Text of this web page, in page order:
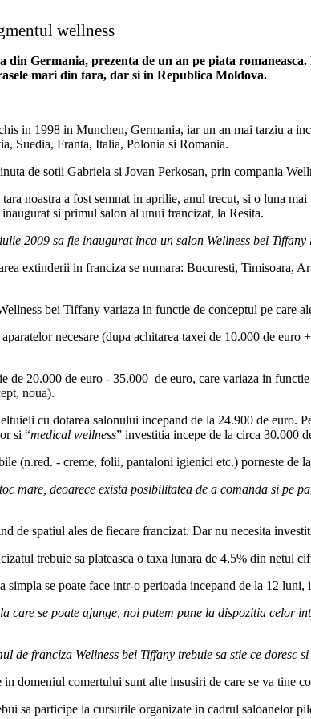
wellness
din Germania, prezenta de un an pe piata
mari din tara, dar si in Republica Moldova.
in 1998 in Munchen, Germania, iar un an mai tarziu a
Suedia, Franta, Italia, Polonia si Romania.
de sotii Gabriela si Jovan Perkosan, prin compania
noastra a fost semnat in aprilie, anul trecut, si o luna
si primul salon al unui francizat, la Resita.
2009 sa fie inaugurat inca un salon Wellness bei
extinderii in franciza se numara: Bucuresti,
bei Tiffany variaza in functie de conceptul pe care
necesare (dupa achitarea taxei de 10.000 de
de 20.000 de euro - 35.000 de euro, care variaza in
noua).
cu dotarea salonului incepand de la 24.900 de euro.
si “medical wellness” investitia incepe de la circa 30.000
(n.red. - creme, folii, pantaloni igienici etc.) porneste de
mare, deoarece exista posibilitatea de a comanda si
de spatiul ales de fiecare francizat. Dar nu necesita
trebuie sa plateasca o taxa lunara de 4,5% din netul
simpla se poate face intr-o perioada incepand de la 12
care se poate ajunge, noi putem pune la dispozitia celor
de franciza Wellness bei Tiffany trebuie sa stie ce doresc
domeniul comertului sunt alte insusiri de care se va tine
sa participe la cursurile organizate in cadrul